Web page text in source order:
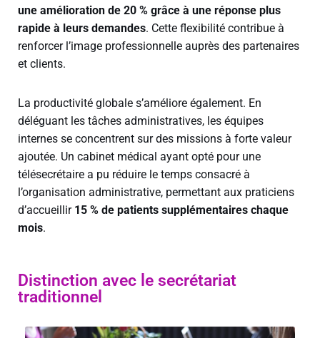
une amélioration de 20 % grâce à une réponse plus
rapide à leurs demandes. Cette flexibilité contribue à
renforcer l’image professionnelle auprès des partenaires
et clients.
La productivité globale s’améliore également. En
déléguant les tâches administratives, les équipes
internes se concentrent sur des missions à forte valeur
ajoutée. Un cabinet médical ayant opté pour une
télésecrétaire a pu réduire le temps consacré à
l’organisation administrative, permettant aux praticiens
d’accueillir 15 % de patients supplémentaires chaque
mois.
Distinction avec le secrétariat
traditionnel